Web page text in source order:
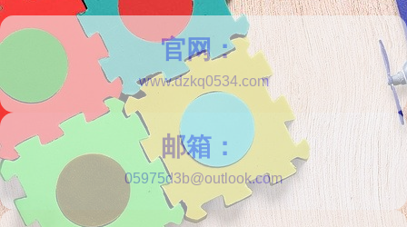
官网：
www.dzkq0534.com
邮箱：
05975d3b@outlook.com